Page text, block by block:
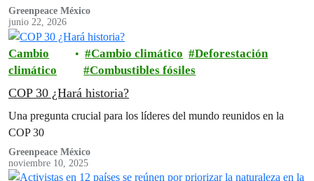
cultura, identidad y esperanza.
Greenpeace México
junio 22, 2026
Cambio
climático
Cambio climático
Deforestación
Combustibles fósiles
COP 30 ¿Hará historia?
Una pregunta crucial para los líderes del mundo reunidos en la
COP 30
Greenpeace México
noviembre 10, 2025